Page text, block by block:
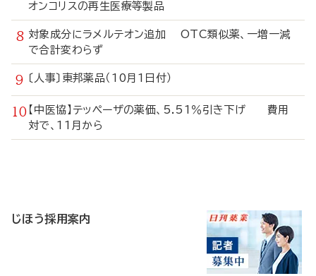
オンコリスの再生医療等製品
対象成分にラメルテオン追加 OTC類似薬、一増一減
で合計変わらず
〔人事〕東邦薬品（10月1日付）
【中医協】テッペーザの薬価、5.51％引き下げ 費用
対で、11月から
じほう採用案内